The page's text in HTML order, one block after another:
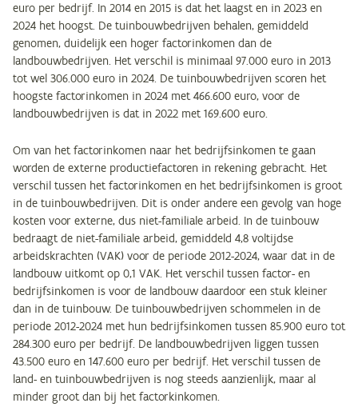
euro per bedrijf. In 2014 en 2015 is dat het laagst en in 2023 en
2024 het hoogst. De tuinbouwbedrijven behalen, gemiddeld
genomen, duidelijk een hoger factorinkomen dan de
landbouwbedrijven. Het verschil is minimaal 97.000 euro in 2013
tot wel 306.000 euro in 2024. De tuinbouwbedrijven scoren het
hoogste factorinkomen in 2024 met 466.600 euro, voor de
landbouwbedrijven is dat in 2022 met 169.600 euro.
Om van het factorinkomen naar het bedrijfsinkomen te gaan
worden de externe productiefactoren in rekening gebracht. Het
verschil tussen het factorinkomen en het bedrijfsinkomen is groot
in de tuinbouwbedrijven. Dit is onder andere een gevolg van hoge
kosten voor externe, dus niet-familiale arbeid. In de tuinbouw
bedraagt de niet-familiale arbeid, gemiddeld 4,8 voltijdse
arbeidskrachten (VAK) voor de periode 2012-2024, waar dat in de
landbouw uitkomt op 0,1 VAK. Het verschil tussen factor- en
bedrijfsinkomen is voor de landbouw daardoor een stuk kleiner
dan in de tuinbouw. De tuinbouwbedrijven schommelen in de
periode 2012-2024 met hun bedrijfsinkomen tussen 85.900 euro tot
284.300 euro per bedrijf. De landbouwbedrijven liggen tussen
43.500 euro en 147.600 euro per bedrijf. Het verschil tussen de
land- en tuinbouwbedrijven is nog steeds aanzienlijk, maar al
minder groot dan bij het factorkinkomen.